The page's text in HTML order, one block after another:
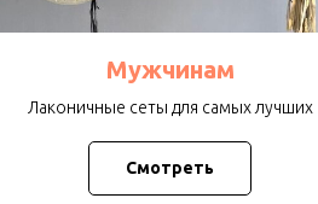
Мужчинам
Лаконичные сеты для самых лучших
Смотреть